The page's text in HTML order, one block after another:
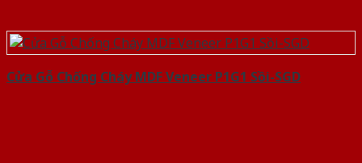
Cửa Gỗ Chống Cháy MDF Veneer P1G1 Sồi-SGD